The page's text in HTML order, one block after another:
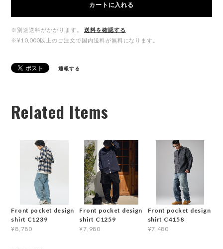
カートに入れる
※別途送料がかかります。
送料を確認する
※¥10,000以上のご注文で国内送料が無料になります。
通報する
Related Items
Front pocket design
shirt C1239
¥8,780
Front pocket design
shirt C1259
¥7,980
Front pocket design
shirt C4158
¥7,480